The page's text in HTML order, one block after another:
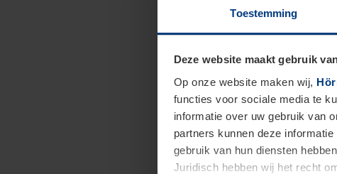
Toestemming
Deze website maakt gebruik
Op onze website maken wij,
functies voor sociale media te
informatie over uw gebruik van
partners kunnen deze
gebruik van hun diensten
Juridisch hebben wij het recht